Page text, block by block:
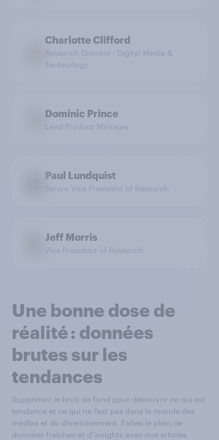
Charlotte Clifford
Research Director - Digital Media &
Technology
Dominic Prince
Lead Product Manager
Paul Lundquist
Senior Vice President of Research
Jeff Morris
Vice President of Research
Une bonne dose de
réalité : données
brutes sur les
tendances
Supprimez le bruit de fond pour découvrir ce qui est
tendance et ce qui ne l’est pas dans le monde des
médias et du divertissement. Faites le plein de
données fraîches et d’insights avec nos articles